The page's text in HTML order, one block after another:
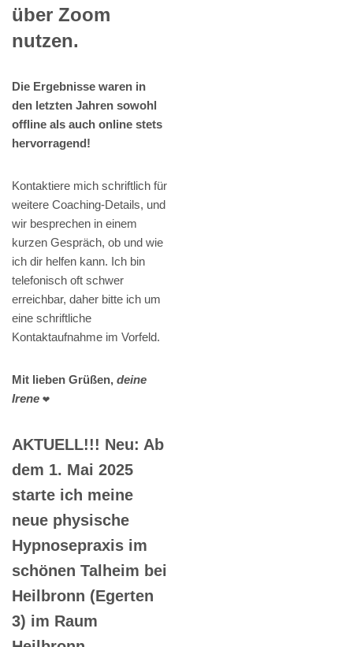
über Zoom
nutzen.
Die Ergebnisse waren in
den letzten Jahren sowohl
offline als auch online stets
hervorragend!
Kontaktiere mich schriftlich für
weitere Coaching-Details, und
wir besprechen in einem
kurzen Gespräch, ob und wie
ich dir helfen kann. Ich bin
telefonisch oft schwer
erreichbar, daher bitte ich um
eine schriftliche
Kontaktaufnahme im Vorfeld.
Mit lieben Grüßen, deine
Irene ❤️
AKTUELL!!! Neu: Ab
dem 1. Mai 2025
starte ich meine
neue physische
Hypnosepraxis im
schönen Talheim bei
Heilbronn (Egerten
3) im Raum